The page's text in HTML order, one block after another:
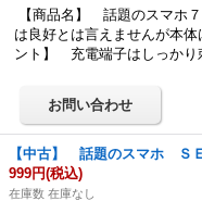
【商品名】 話題のスマ
は良好とは言えませんが本
ント】 充電端子はしっか
【中古】 話題のスマホ
999円(税込)
在庫数 在庫なし